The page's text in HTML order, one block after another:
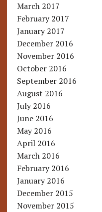
March 2017
February 2017
January 2017
December 2016
November 2016
October 2016
September 2016
August 2016
July 2016
June 2016
May 2016
April 2016
March 2016
February 2016
January 2016
December 2015
November 2015